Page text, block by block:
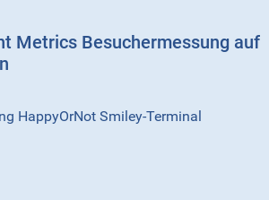
Metrics Besuchermessung auf